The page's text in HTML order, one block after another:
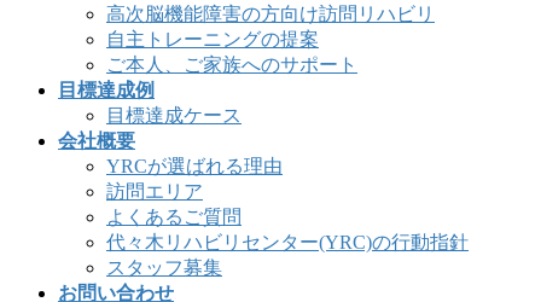
高次脳機能障害の方向け訪問リハビリ
自主トレーニングの提案
ご本人、ご家族へのサポート
目標達成例
目標達成ケース
会社概要
YRCが選ばれる理由
訪問エリア
よくあるご質問
代々木リハビリセンター(YRC)の行動指針
スタッフ募集
お問い合わせ